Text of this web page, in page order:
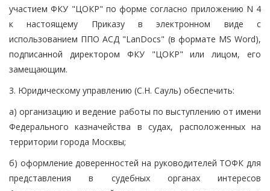
участием ФКУ "ЦОКР" по форме согласно приложению N 4
к настоящему Приказу в электронном виде с
использованием ППО АСД "LanDocs" (в формате MS Word),
подписанной директором ФКУ "ЦОКР" или лицом, его
замещающим.
3. Юридическому управлению (С.Н. Сауль) обеспечить:
а) организацию и ведение работы по выступлению от имени
Федерального казначейства в судах, расположенных на
территории города Москвы;
б) оформление доверенностей на руководителей ТОФК для
представления в судебных органах интересов